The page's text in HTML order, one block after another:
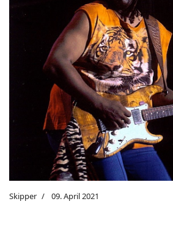
Skipper 09. April 2021